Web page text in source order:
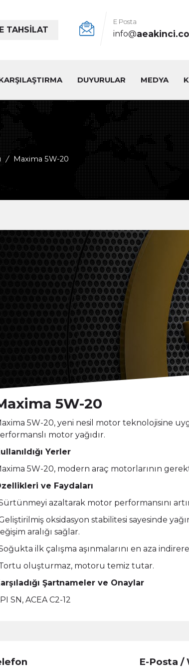
TAHSİLAT
E Posta
info@
DUYURULAR MEDYA
/ Maxima 5W-20
5W-20
5W-20, yeni nesil motor teknolojisine
motor yağıdır.
Yerler
5W-20, modern araç motorlarının
ve Faydaları
Sürtünmeyi azaltarak motor performansını
Geliştirilmiş oksidasyon stabilitesi sayesinde
aralığı sağlar.
Soğukta ilk çalışma aşınmalarını en aza
Tortu oluşturmaz, motoru temiz tutar.
Şartnameler ve Onaylar
SN, ACEA C2-12
E-Posta /